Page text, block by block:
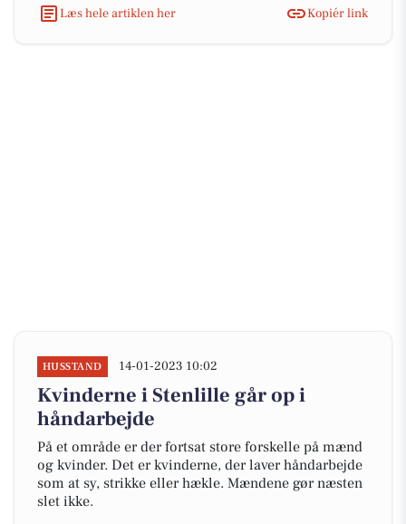
Læs hele artiklen her Kopiér link
HUSSTAND 14-01-2023 10:02
Kvinderne i Stenlille går op i
håndarbejde
På et område er der fortsat store forskelle på mænd
og kvinder. Det er kvinderne, der laver håndarbejde
som at sy, strikke eller hækle. Mændene gør næsten
slet ikke.